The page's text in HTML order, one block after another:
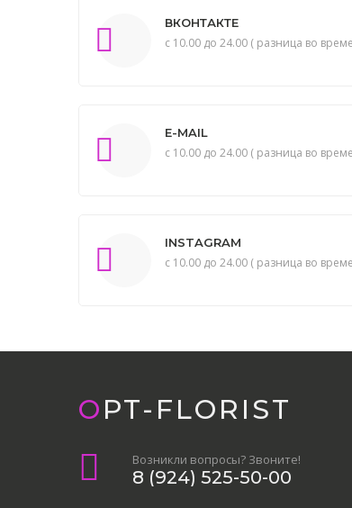
ВКОНТАКТЕ
с 10.00 до 24.00 ( разница во
E-MAIL
с 10.00 до 24.00 ( разница во
INSTAGRAM
с 10.00 до 24.00 ( разница во
OPT-FLORIST
Возникли вопросы? Звоните!
8 (924) 525-50-00